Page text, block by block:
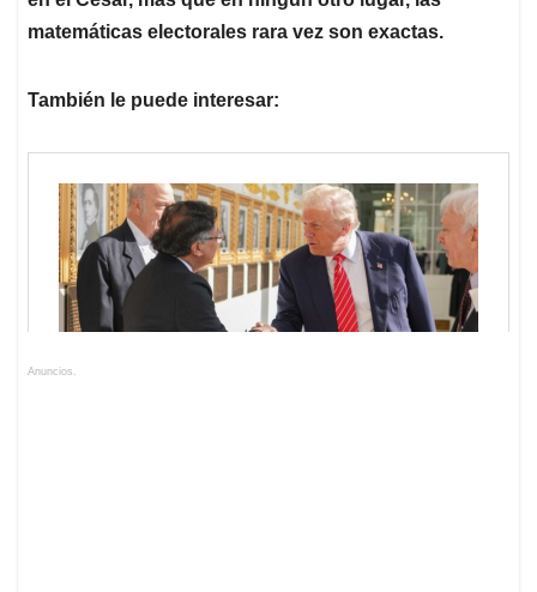
matemáticas electorales rara vez son exactas.
También le puede interesar:
Anuncios.